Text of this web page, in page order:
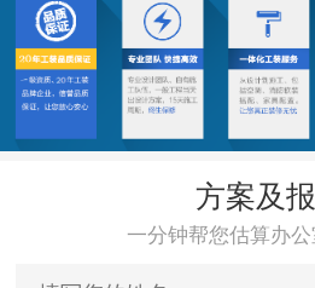
方案及
一分钟帮您估算办